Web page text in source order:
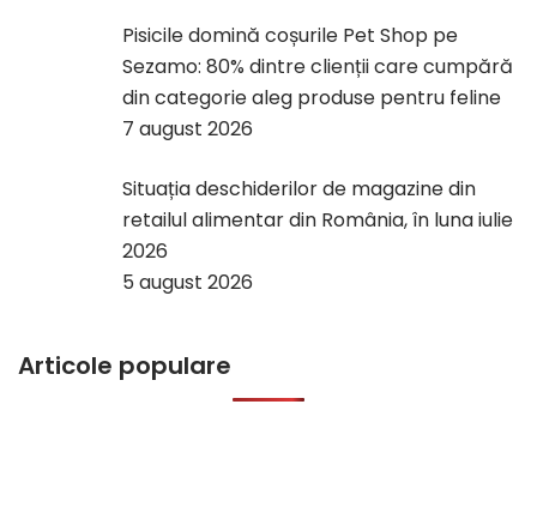
Pisicile domină coșurile Pet Shop pe
Sezamo: 80% dintre clienții care cumpără
din categorie aleg produse pentru feline
7 august 2026
Situația deschiderilor de magazine din
retailul alimentar din România, în luna iulie
2026
5 august 2026
Articole populare